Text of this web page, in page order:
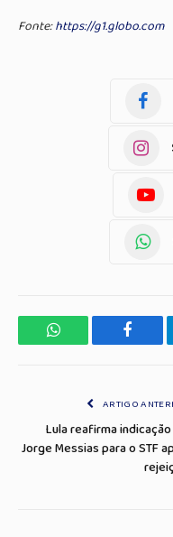
Fonte:https://g1.globo.com
WhatsApp
ARTIGO
Lula reafirma
Jorge Messias para o STF